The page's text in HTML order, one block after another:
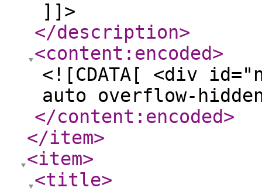
]]>
</description>
<content:encoded>
<![CDATA[ <div
auto overflow-
</content:encoded>
</item>
<item>
<title>